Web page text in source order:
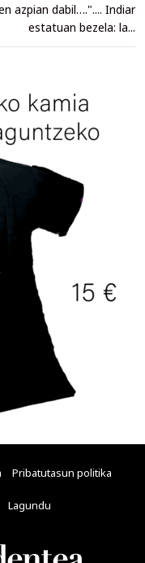
azpian dabil….".... Indiar
estatuan bezela: la...
Pribatutasun politika
Lagundu